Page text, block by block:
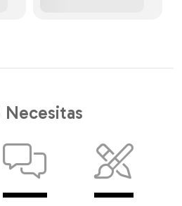
Necesitas